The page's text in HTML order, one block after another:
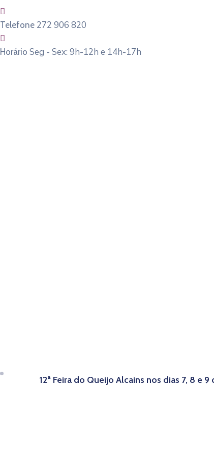
Telefone 272 906 820
Horário Seg - Sex: 9h-12h e 14h-17h
12ª Feira do Queijo Alcains nos dias 7, 8 e